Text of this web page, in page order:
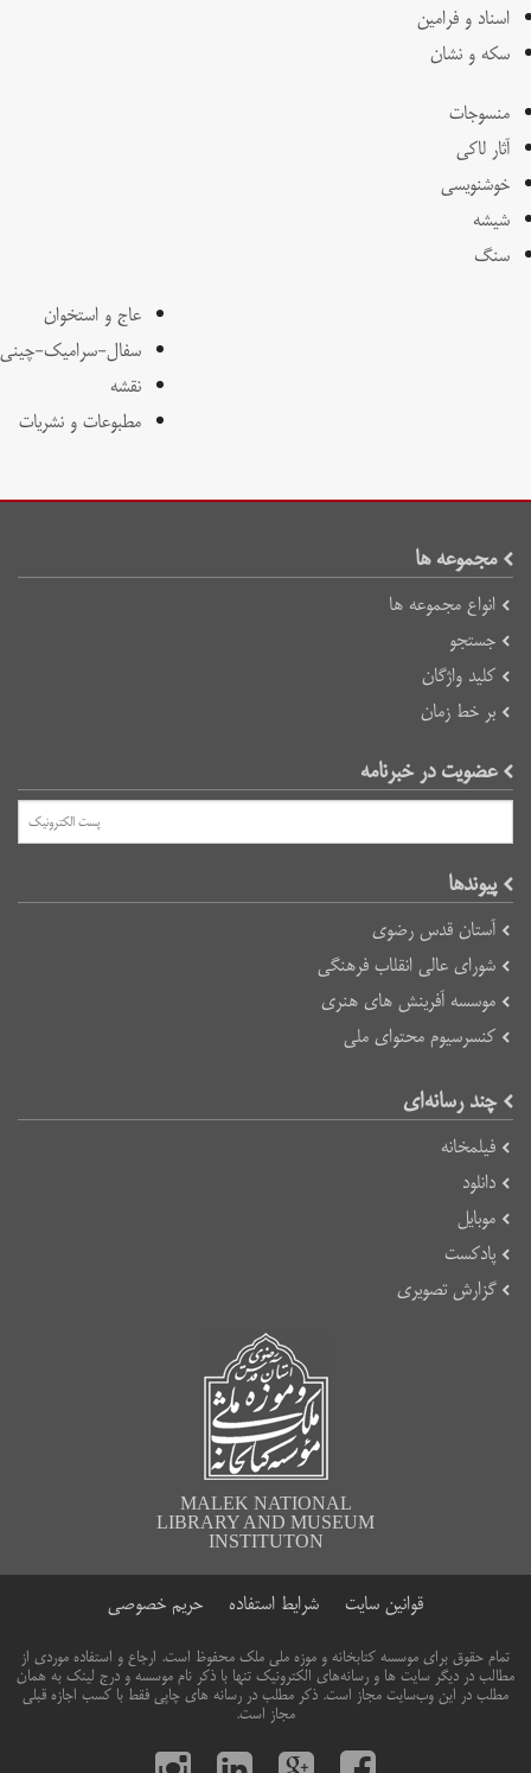
اسناد و فرامین
سکه و نشان
منسوجات
آثار لاکی
خوشنویسی
شیشه
سنگ
عاج و استخوان
سفال-سرامیک-چینی
نقشه
مطبوعات و نشریات
مجموعه ها
انواع مجموعه ها
جستجو
کلید واژگان
بر خط زمان
عضویت در خبرنامه
پیوند‌ها
آستان قدس رضوی
شورای عالی انقلاب فرهنگی
موسسه آفرینش های هنری
کنسرسیوم محتوای ملی
چند رسانه‌ای
فیلمخانه
دانلود
موبایل
پادکست
گزارش تصویری
MALEK NATIONAL
LIBRARY AND MUSEUM
INSTITUTON
قوانین سایت شرایط استفاده حریم خصوصی
تمام حقوق برای موسسه کتابخانه و موزه ملی ملک محفوظ است. ارجاع و استفاده موردی از
مطالب در دیگر سایت ها و رسانه‌های الکترونیک تنها با ذکر نام موسسه و درج لینک به همان
مطلب در این وب‌سایت مجاز است. ذکر مطلب در رسانه های چاپی فقط با کسب اجازه قبلی
مجاز است.